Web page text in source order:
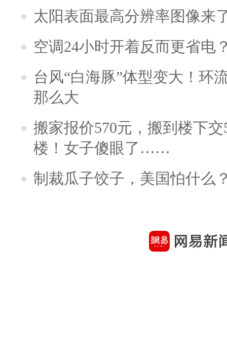
太阳表面最高分辨率图像来
空调24小时开着反而更省电
台风“白海豚”体型变大！环
那么大
搬家报价570元，搬到楼下
楼！女子傻眼了……
制裁瓜子饺子，美国怕什么